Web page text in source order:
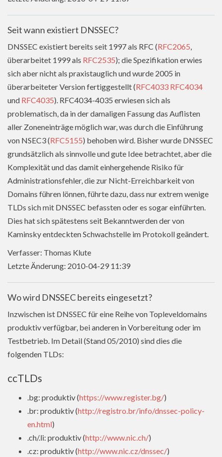
Seit wann existiert DNSSEC?
DNSSEC existiert bereits seit 1997 als RFC (RFC2065,
überarbeitet 1999 als RFC2535); die Spezifikation erwies
sich aber nicht als praxistauglich und wurde 2005 in
überarbeiteter Version fertiggestellt (RFC4033 RFC4034
und RFC4035). RFC4034-4035 erwiesen sich als
problematisch, da in der damaligen Fassung das Auflisten
aller Zoneneinträge möglich war, was durch die Einführung
von NSEC3 (RFC5155) behoben wird. Bisher wurde DNSSEC
grundsätzlich als sinnvolle und gute Idee betrachtet, aber die
Komplexität und das damit einhergehende Risiko für
Administrationsfehler, die zur Nicht-Erreichbarkeit von
Domains führen lönnen, führte dazu, dass nur extrem wenige
TLDs sich mit DNSSEC befassten oder es sogar einführten.
Dies hat sich spätestens seit Bekanntwerden der von
Kaminsky entdeckten Schwachstelle im Protokoll geändert.
Verfasser: Thomas Klute
Letzte Änderung: 2010-04-29 11:39
Wo wird DNSSEC bereits eingesetzt?
Inzwischen ist DNSSEC für eine Reihe von Topleveldomains
produktiv verfügbar, bei anderen in Vorbereitung oder im
Testbetrieb. Im Detail (Stand 05/2010) sind dies die
folgenden TLDs:
ccTLDs
.bg: produktiv (https://www.register.bg/)
.br: produktiv (http://registro.br/info/dnssec-policy-
en.html)
.ch/.li: produktiv (http://www.nic.ch/)
.cz: produktiv (http://www.nic.cz/dnssec/)